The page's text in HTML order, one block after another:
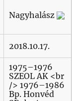
Nagyhalász
2018.10.17.
1975–1976
SZEOL AK <br
/> 1976–1986
Bp. Honvéd